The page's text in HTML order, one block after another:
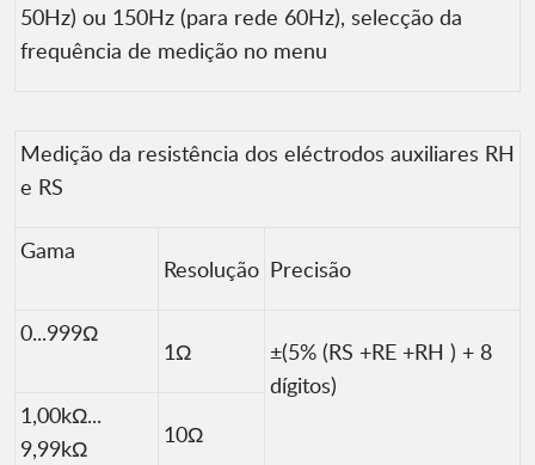
50Hz) ou 150Hz (para rede 60Hz), selecção da
frequência de medição no menu
Medição da resistência dos eléctrodos auxiliares RH
e RS
Gama
Resolução Precisão
0...999Ω
1Ω
±(5% (RS +RE +RH ) + 8
dígitos)
1,00kΩ...
9,99kΩ
10Ω